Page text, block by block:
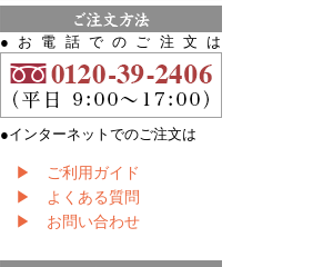
●お電話でのご注文は
●インターネットでのご注文は
▶ ご利用ガイド
▶ よくある質問
▶ お問い合わせ